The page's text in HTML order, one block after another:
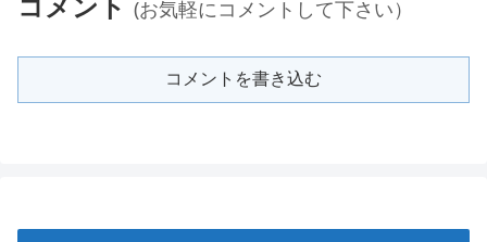
コメント (お気軽にコメントして下さい）
コメントを書き込む